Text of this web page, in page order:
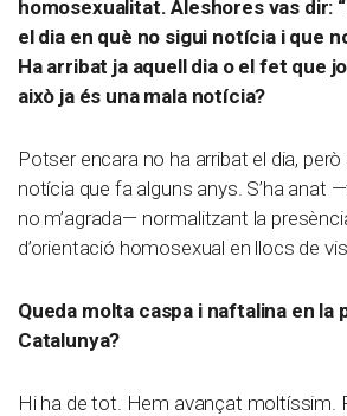
homosexualitat. Aleshores vas dir:
el dia en què no sigui notícia i que
Ha arribat ja aquell dia o el fet que
això ja és una mala notícia?
Potser encara no ha arribat el dia,
notícia que fa alguns anys. S’ha anat
no m’agrada— normalitzant la
d’orientació homosexual en llocs de
Queda molta caspa i naftalina en la
Catalunya?
Hi ha de tot. Hem avançat moltíssim.